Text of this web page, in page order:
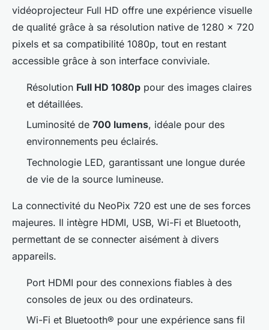
vidéoprojecteur Full HD offre une expérience visuelle
de qualité grâce à sa résolution native de 1280 x 720
pixels et sa compatibilité 1080p, tout en restant
accessible grâce à son interface conviviale.
Résolution Full HD 1080p pour des images claires
et détaillées.
Luminosité de 700 lumens, idéale pour des
environnements peu éclairés.
Technologie LED, garantissant une longue durée
de vie de la source lumineuse.
La connectivité du NeoPix 720 est une de ses forces
majeures. Il intègre HDMI, USB, Wi-Fi et Bluetooth,
permettant de se connecter aisément à divers
appareils.
Port HDMI pour des connexions fiables à des
consoles de jeux ou des ordinateurs.
Wi-Fi et Bluetooth® pour une expérience sans fil